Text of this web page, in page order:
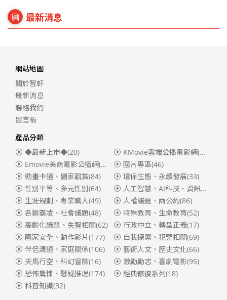
最新消息
網站地圖
關於智軒
最新消息
聯絡我們
留言板
產品分類
◆最新上市◆(20)
KMovie雲端公播電影網(迪士尼、福斯、索尼)
Emovie美商電影公播網(華納)
(186)
國片專區(46)
動畫卡通、闔家觀賞(84) 環保生態、永續發展(33)
性別平等、多元性別(64) 人工智慧、AI科技、資訊安全
生涯規劃、專業職人(49) 人權議題、兩公約(86)
各類霸凌、社會議題(48) 特殊教育、生命教育(52)
高齡化議題、失智相關(62) 行政中立、轉型正義(17)
國家安全、動作影片(177) 自我探索、犯罪相關(69)
伴侶溝通、家庭關係(106) 藝術人文、歷史文化(66)
天馬行空、科幻冒險(16) 激勵勵志、喜劇電影(95)
恐怖驚悚、懸疑推理(174) 經典修復系列(18)
科普知識(32)